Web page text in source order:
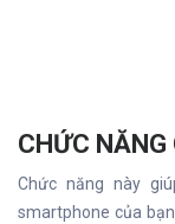
CHỨC NĂNG
Chức năng này
smartphone của